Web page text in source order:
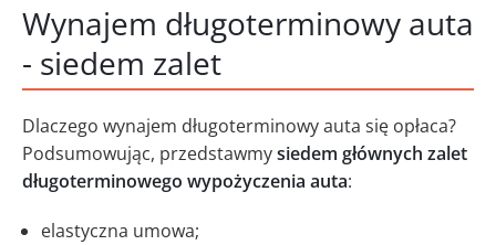
Wynajem długoterminowy auta
- siedem zalet
Dlaczego wynajem długoterminowy auta się opłaca?
Podsumowując, przedstawmysiedem głównych zalet
długoterminowego wypożyczenia auta:
elastyczna umowa;